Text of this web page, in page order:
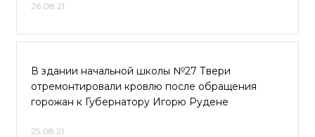
26.08.21
В здании начальной школы №27 Твери
отремонтировали кровлю после обращения
горожан к Губернатору Игорю Рудене
25.08.21